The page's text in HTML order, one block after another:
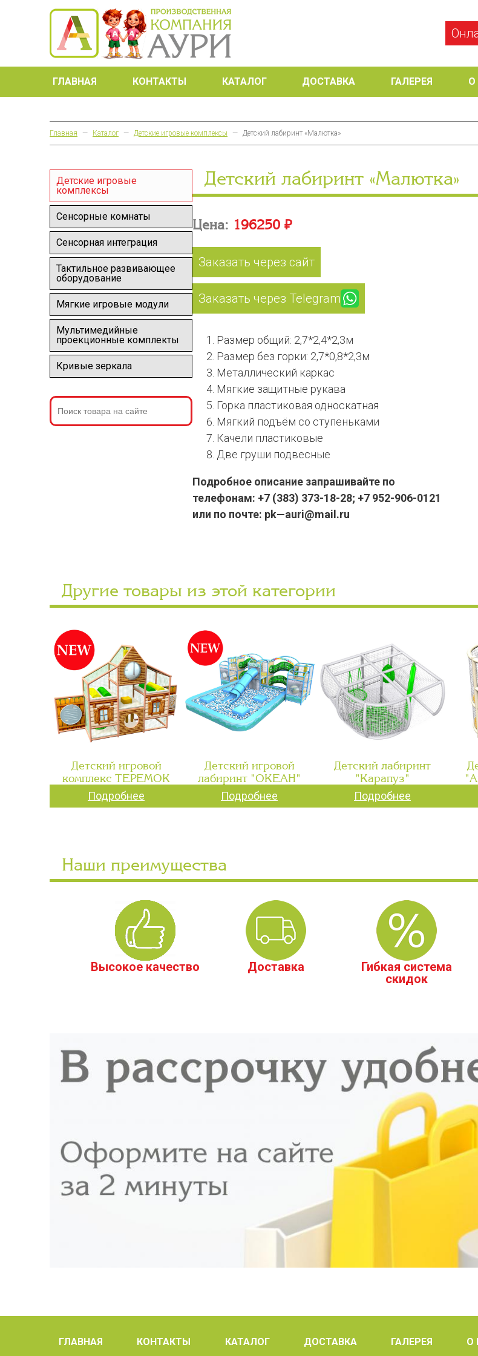
ГЛАВНАЯ КОНТАКТЫ КАТАЛОГ ДОСТАВКА ГАЛЕРЕЯ О
Главная — Каталог — Детские игровые комплексы — Детский лабиринт «Малютка»
Детские игровые
комплексы
Сенсорные комнаты
Сенсорная интеграция
Тактильное развивающее
оборудование
Мягкие игровые модули
Мультимедийные
проекционные комплекты
Кривые зеркала
Детский лабиринт «Малютка»
Цена: 196250 ₽
Заказать через сайт
Заказать через Telegram
Размер общий: 2,7*2,4*2,3м
Размер без горки: 2,7*0,8*2,3м
Металлический каркас
Мягкие защитные рукава
Горка пластиковая односкатная
Мягкий подъём со ступеньками
Качели пластиковые
Две груши подвесные
Подробное описание запрашивайте по
телефонам: +7 (383) 373-18-28; +7 952-906-0121
или по почте: pk—auri@mail.ru
Другие товары из этой категории
Детский игровой
комплекс ТЕРЕМОК
Подробнее
Детский игровой
лабиринт "ОКЕАН"
Подробнее
Детский лабиринт
"Карапуз"
Подробнее
Наши преимущества
Высокое качество Доставка
Гибкая система
скидок
ГЛАВНАЯ КОНТАКТЫ КАТАЛОГ ДОСТАВКА ГАЛЕРЕЯ О